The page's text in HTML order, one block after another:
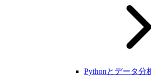
Pythonとデータ分